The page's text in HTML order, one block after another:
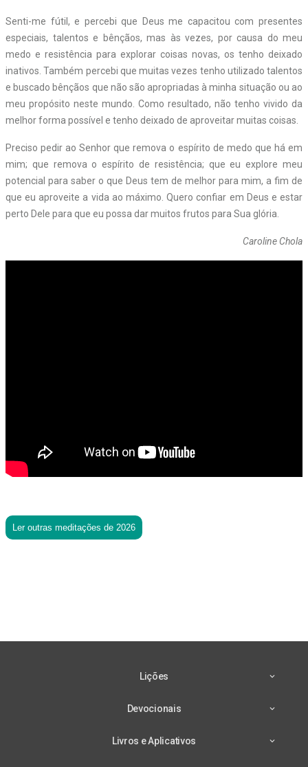
Senti-me fútil, e percebi que Deus me capacitou com presentes
especiais, talentos e bênçãos, mas às vezes, por causa do meu
medo e resistência para explorar coisas novas, os tenho deixado
inativos. Também percebi que muitas vezes tenho utilizado talentos
e buscado bênçãos que não são apropriadas à minha situação ou ao
meu propósito neste mundo. Como resultado, não tenho vivido da
melhor forma possível e tenho deixado de aproveitar muitas coisas.
Preciso pedir ao Senhor que remova o espírito de medo que há em
mim; que remova o espírito de resistência; que eu explore meu
potencial para saber o que Deus tem de melhor para mim, a fim de
que eu aproveite a vida ao máximo. Quero confiar em Deus e estar
perto Dele para que eu possa dar muitos frutos para Sua glória.
Caroline Chola
Ler outras meditações de 2026
Lições
Devocionais
Livros e Aplicativos